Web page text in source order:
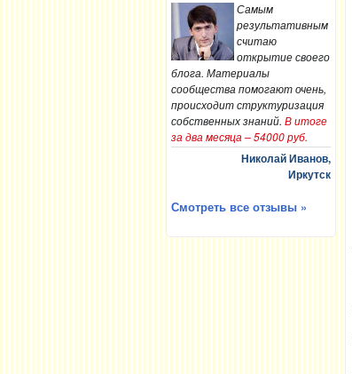
Самым
результативным
считаю
открытие своего
блога. Материалы
сообщества помогают очень,
происходит структуризация
собственных знаний. В итоге
за два месяца – 54000 руб.
Николай Иванов,
Иркутск
Смотреть все отзывы »